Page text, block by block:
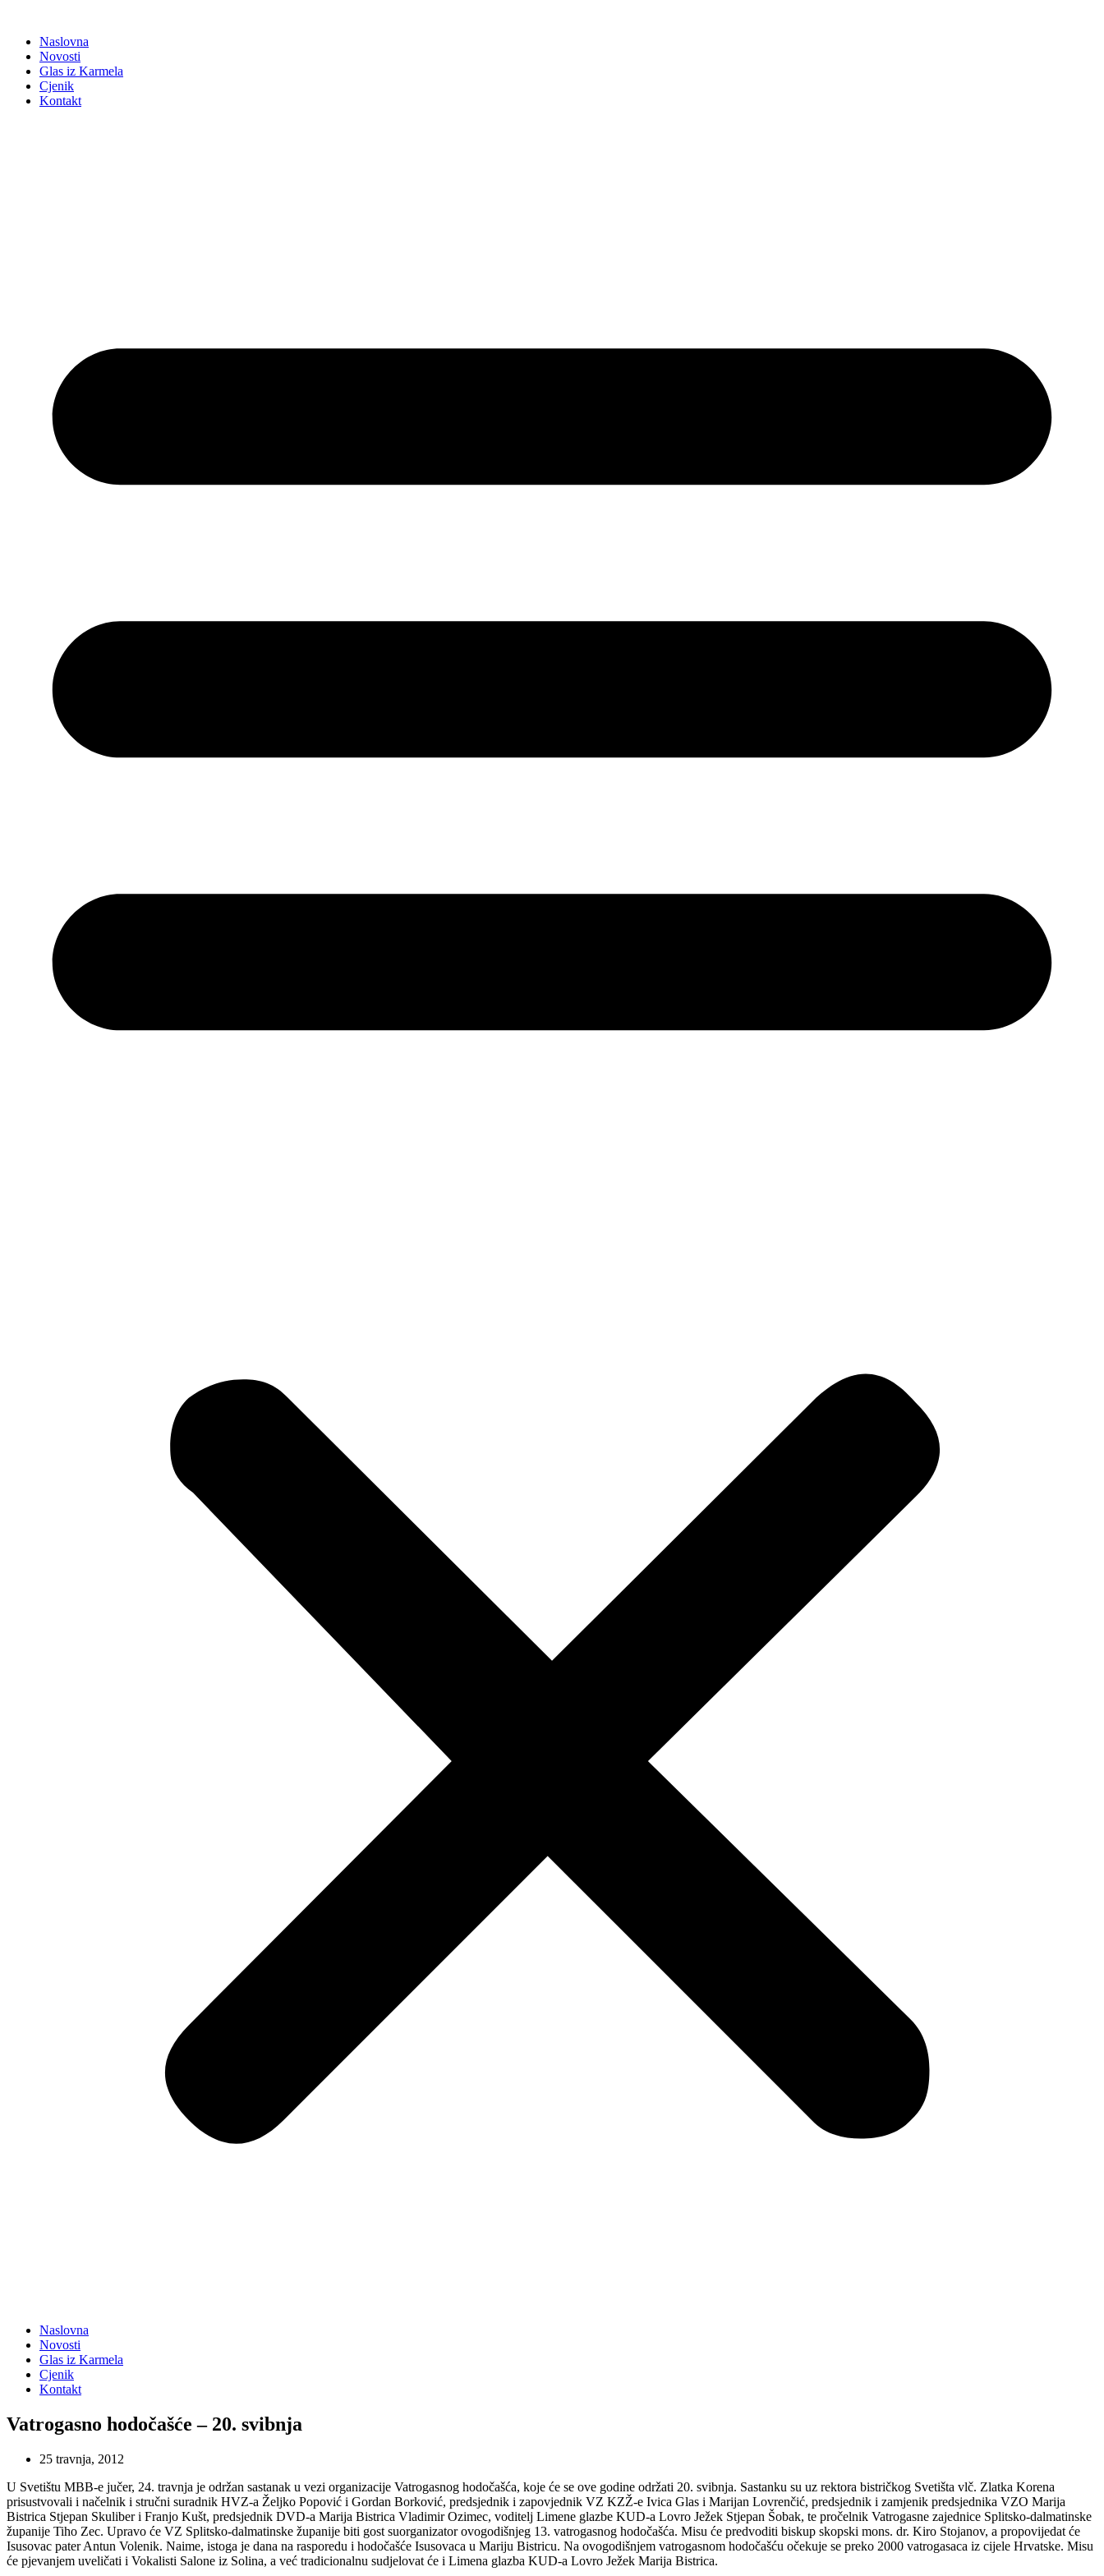
sadržajNaslovna
Novosti
Glas iz Karmela
Cjenik
Kontakt
Naslovna
Novosti
Glas iz Karmela
Cjenik
Kontakt
Vatrogasno hodočašće – 20. svibnja
25 travnja, 2012
U Svetištu MBB-e jučer, 24. travnja je održan sastanak u vezi organizacije Vatrogasnog hodočašća, koje će se ove godine održati 20. svibnja. Sastanku su uz rektora bistričkog Svetišta vlč. Zlatka Korena
prisustvovali i načelnik i stručni suradnik HVZ-a Željko Popović i Gordan Borković, predsjednik i zapovjednik VZ KZŽ-e Ivica Glas i Marijan Lovrenčić, predsjednik i zamjenik predsjednika VZO Marija
Bistrica Stjepan Skuliber i Franjo Kušt, predsjednik DVD-a Marija Bistrica Vladimir Ozimec, voditelj Limene glazbe KUD-a Lovro Ježek Stjepan Šobak, te pročelnik Vatrogasne zajednice Splitsko-dalmatinske
županije Tiho Zec. Upravo će VZ Splitsko-dalmatinske županije biti gost suorganizator ovogodišnjeg 13. vatrogasnog hodočašća. Misu će predvoditi biskup skopski mons. dr. Kiro Stojanov, a propovijedat će
Isusovac pater Antun Volenik. Naime, istoga je dana na rasporedu i hodočašće Isusovaca u Mariju Bistricu. Na ovogodišnjem vatrogasnom hodočašću očekuje se preko 2000 vatrogasaca iz cijele Hrvatske. Misu
će pjevanjem uveličati i Vokalisti Salone iz Solina, a već tradicionalnu sudjelovat će i Limena glazba KUD-a Lovro Ježek Marija Bistrica.